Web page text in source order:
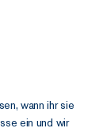
wann ihr sie
ein und wir